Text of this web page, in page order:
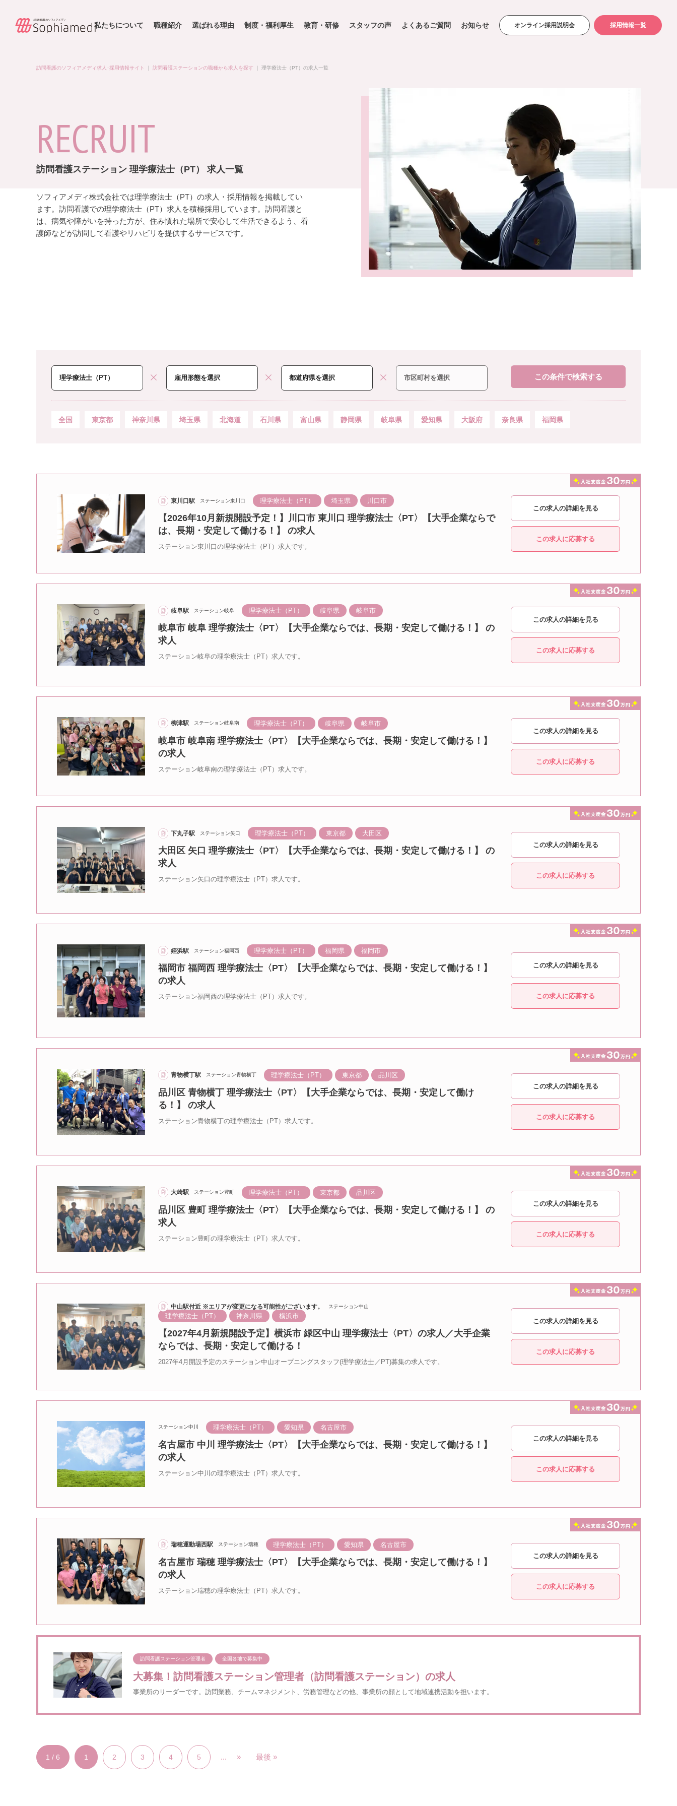
私たちについて 職種紹介 選ばれる理由 制度・福利厚生 教育・研修 スタッフの声 よくあるご質問 お知らせ オンライン採用説明会 採用情報一覧
訪問看護のソフィアメディ求人･採用情報サイト 訪問看護ステーションの職種から求人を探す 理学療法士（PT）の求人一覧
RECRUIT
訪問看護ステーション 理学療法士（PT） 求人一覧
ソフィアメディ株式会社では理学療法士（PT）の求人・採用情報を掲載してい
ます。訪問看護での理学療法士（PT）求人を積極採用しています。訪問看護と
は、病気や障がいを持った方が、住み慣れた場所で安心して生活できるよう、看
護師などが訪問して看護やリハビリを提供するサービスです。
この条件で検索する
全国 東京都 神奈川県 埼玉県 北海道 石川県 富山県 静岡県 岐阜県 愛知県 大阪府 奈良県 福岡県
東川口駅 ステーション東川口 理学療法士（PT） 埼玉県 川口市
【2026年10月新規開設予定！】川口市 東川口 理学療法士〈PT〉【大手企業ならで
は、長期・安定して働ける！】 の求人
ステーション東川口の理学療法士（PT）求人です。
この求人の詳細を見る
この求人に応募する
岐阜駅 ステーション岐阜 理学療法士（PT） 岐阜県 岐阜市
岐阜市 岐阜 理学療法士〈PT〉【大手企業ならでは、長期・安定して働ける！】 の
求人
ステーション岐阜の理学療法士（PT）求人です。
この求人の詳細を見る
この求人に応募する
柳津駅 ステーション岐阜南 理学療法士（PT） 岐阜県 岐阜市
岐阜市 岐阜南 理学療法士〈PT〉【大手企業ならでは、長期・安定して働ける！】
の求人
ステーション岐阜南の理学療法士（PT）求人です。
この求人の詳細を見る
この求人に応募する
下丸子駅 ステーション矢口 理学療法士（PT） 東京都 大田区
大田区 矢口 理学療法士〈PT〉【大手企業ならでは、長期・安定して働ける！】 の
求人
ステーション矢口の理学療法士（PT）求人です。
この求人の詳細を見る
この求人に応募する
姪浜駅 ステーション福岡西 理学療法士（PT） 福岡県 福岡市
福岡市 福岡西 理学療法士〈PT〉【大手企業ならでは、長期・安定して働ける！】
の求人
ステーション福岡西の理学療法士（PT）求人です。
この求人の詳細を見る
この求人に応募する
青物横丁駅 ステーション青物横丁 理学療法士（PT） 東京都 品川区
品川区 青物横丁 理学療法士〈PT〉【大手企業ならでは、長期・安定して働け
る！】 の求人
ステーション青物横丁の理学療法士（PT）求人です。
この求人の詳細を見る
この求人に応募する
大崎駅 ステーション豊町 理学療法士（PT） 東京都 品川区
品川区 豊町 理学療法士〈PT〉【大手企業ならでは、長期・安定して働ける！】 の
求人
ステーション豊町の理学療法士（PT）求人です。
この求人の詳細を見る
この求人に応募する
中山駅付近 ※エリアが変更になる可能性がございます。 ステーション中山
理学療法士（PT） 神奈川県 横浜市
【2027年4月新規開設予定】横浜市 緑区中山 理学療法士〈PT〉の求人／大手企業
ならでは、長期・安定して働ける！
2027年4月開設予定のステーション中山オープニングスタッフ(理学療法士／PT)募集の求人です。
この求人の詳細を見る
この求人に応募する
ステーション中川 理学療法士（PT） 愛知県 名古屋市
名古屋市 中川 理学療法士〈PT〉【大手企業ならでは、長期・安定して働ける！】
の求人
ステーション中川の理学療法士（PT）求人です。
この求人の詳細を見る
この求人に応募する
瑞穂運動場西駅 ステーション瑞穂 理学療法士（PT） 愛知県 名古屋市
名古屋市 瑞穂 理学療法士〈PT〉【大手企業ならでは、長期・安定して働ける！】
の求人
ステーション瑞穂の理学療法士（PT）求人です。
この求人の詳細を見る
この求人に応募する
訪問看護ステーション管理者 全国各地で募集中
大募集！訪問看護ステーション管理者（訪問看護ステーション）の求人
事業所のリーダーです。訪問業務、チームマネジメント、労務管理などの他、事業所の顔として地域連携活動を担います。
1 / 6 1 2 3 4 5 ... » 最後 »